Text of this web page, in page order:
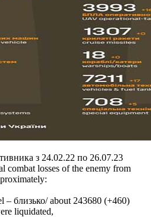
з 24.02.22 по 26.07.23
combat losses of the enemy from
‒ близько/ about 243680 (+460)
liquidated,